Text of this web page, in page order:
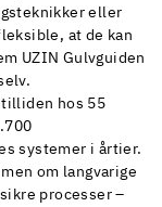
eller
at de kan
UZIN Gulvguiden
tilliden hos 55
systemer i årtier.
om langvarige
processer –